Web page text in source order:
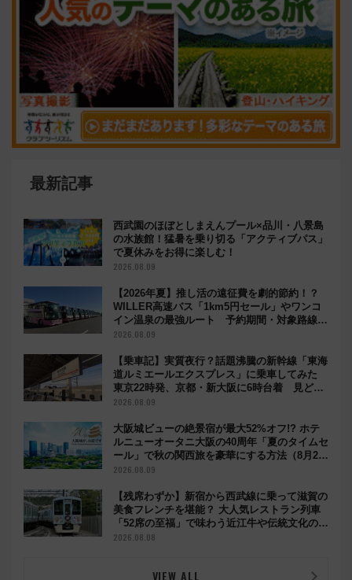
最新記事
西武園のほぼとしまえんプール×品川・八景島
の水族館！猛暑を乗り切る「アクティブパス」
で夏休みをお得に楽しむ！
2026.08.09
【2026年夏】推し活の遠征費を劇的節約！？
WILLER高速バス「1km5円セール」やワンコ
イン温泉の最強ルート 予約期間・対象路線ま
とめ
2026.08.09
【乗車記】実質夜行？話題沸騰の新幹線「東海
道ルミエールエクスプレス」に乗車してみた
東京22時発、京都・新大阪に6時台着 見どこ
ろは岐阜羽島の素晴らし過ぎる朝
2026.08.09
大阪城ビューの絶景宿が最大52%オフ!? ホテ
ルニューオータニ大阪の40周年「夏のタイムセ
ール」で秋の関西旅を豪華にする方法（8月20
日まで！）
2026.08.09
【残席わずか】新宿から西武線に乗って滋賀の
美食フレンチを堪能？ 大人気レストラン列車
「52席の至福」で味わう近江牛や伝統文化の特
別コラボ
2026.08.08
VIEW ALL